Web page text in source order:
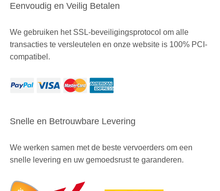
Eenvoudig en Veilig Betalen
We gebruiken het SSL-beveiligingsprotocol om alle
transacties te versleutelen en onze website is 100% PCI-
compatibel.
Snelle en Betrouwbare Levering
We werken samen met de beste vervoerders om een
snelle levering en uw gemoedsrust te garanderen.